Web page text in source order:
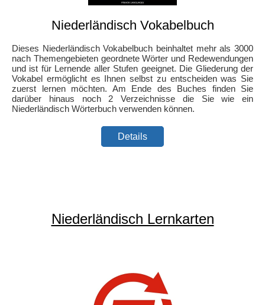
Niederländisch Vokabelbuch
Dieses Niederländisch Vokabelbuch beinhaltet mehr als 3000
nach Themengebieten geordnete Wörter und Redewendungen
und ist für Lernende aller Stufen geeignet. Die Gliederung der
Vokabel ermöglicht es Ihnen selbst zu entscheiden was Sie
zuerst lernen möchten. Am Ende des Buches finden Sie
darüber hinaus noch 2 Verzeichnisse die Sie wie ein
Niederländisch Wörterbuch verwenden können.
Details
Niederländisch Lernkarten